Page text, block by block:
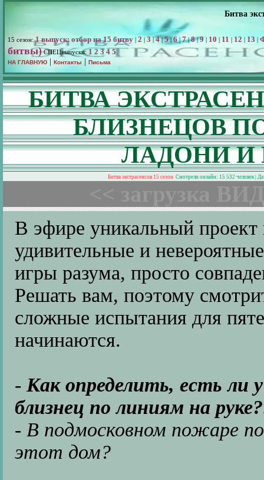
Битва
15 сезон:1 выпуск: отбор на 15 битву|2|3|4|5| 6|7|8|9| 10 | 11 | 12| 13 |
битвы)СПЕЦвыпуски:1 2 3 4 5
НА ГЛАВНУЮ Контакты Письма
БИТВА
БЛИЗНЕЦОВ
ЛАДОНИ И
Битва экстрасенсов 15 сезон Смотрели онлайн: 15 532 человек |
В эфире уникальный проект
удивительные и
игры разума, просто
Решать вам, поэтому
сложные испытания для
начинаются.
- Как определить, есть ли
близнец по линиям на руке?
- В подмосковном пожаре
этот дом?